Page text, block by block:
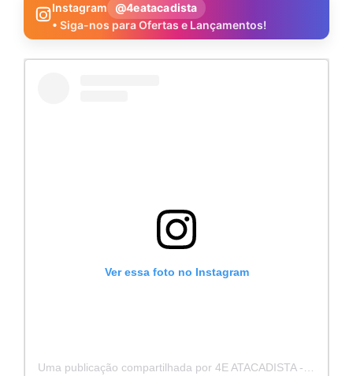
Instagram
@4eatacadista
• Siga-nos para Ofertas e Lançamentos!
Ver essa foto no Instagram